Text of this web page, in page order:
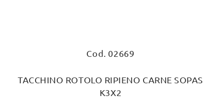
Cod. 02669
TACCHINO ROTOLO RIPIENO CARNE SOPAS
K3X2